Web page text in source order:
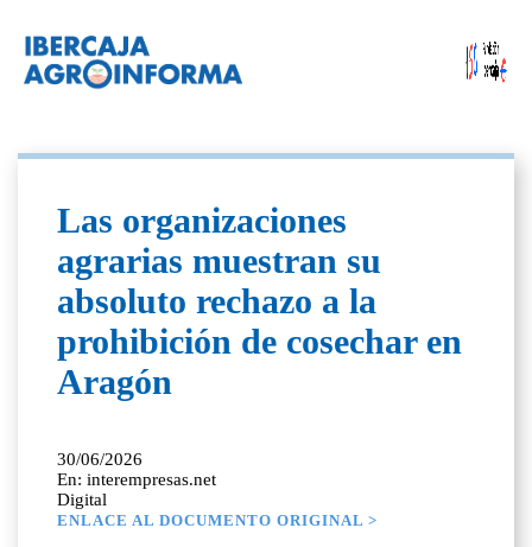
Las organizaciones
agrarias muestran su
absoluto rechazo a la
prohibición de cosechar en
Aragón
30/06/2026
En: interempresas.net
Digital
ENLACE AL DOCUMENTO ORIGINAL >